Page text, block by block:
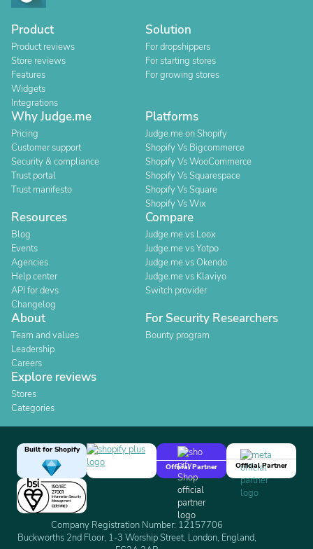
Product
Product reviews
Store reviews
Features
Widgets
Integrations
Solution
For dropshippers
For starting stores
For growing stores
Why Judge.me
Pricing
Customer support
Security & compliance
Trust portal
Trust manifesto
Platforms
Judge.me on Shopify
Shopify Vs Bigcommerce
Shopify Vs WooCommerce
Shopify Vs Squarespace
Shopify Vs Square
Shopify Vs Wix
Resources
Blog
Events
Agencies
Help center
API for devs
Changelog
Compare
Judge.me vs Loox
Judge.me vs Yotpo
Judge.me vs Okendo
Judge.me vs Klaviyo
Switch provider
About
Team and values
Leadership
Careers
For Security Researchers
Bounty program
Explore reviews
Stores
Categories
Built for Shopify
Official Partner
Official Partner
Company Registration Number: 12157706
Buckworths 2nd Floor, 1-3 Worship Street, London, England,